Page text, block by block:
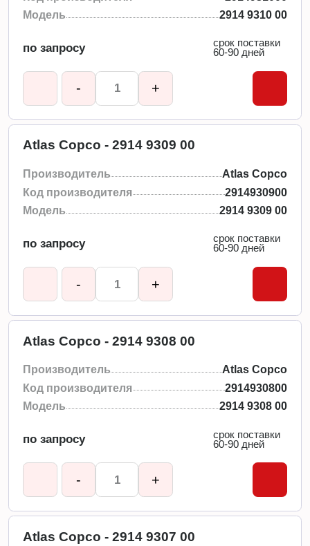
Модель
2914 9310 00
по запросу
срок поставки
60-90 дней
- +
Atlas Copco - 2914 9309 00
Производитель
Atlas Copco
Код производителя
2914930900
Модель
2914 9309 00
по запросу
срок поставки
60-90 дней
- +
Atlas Copco - 2914 9308 00
Производитель
Atlas Copco
Код производителя
2914930800
Модель
2914 9308 00
по запросу
срок поставки
60-90 дней
- +
Atlas Copco - 2914 9307 00